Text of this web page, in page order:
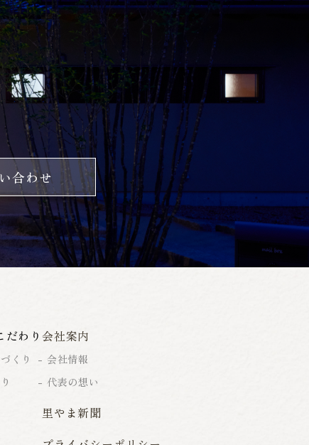
合わせ
だわり
くり
会社案内
会社情報
代表の想い
里やま新聞